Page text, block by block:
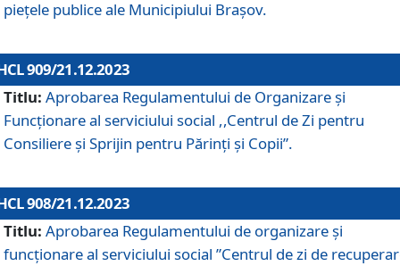
piețele publice ale Municipiului Braşov.
909/21.12.2023
Titlu: Aprobarea Regulamentului de Organizare și
Funcționare al serviciului social ,,Centrul de Zi pentru
Consiliere şi Sprijin pentru Părinţi şi Copii”.
908/21.12.2023
Titlu: Aprobarea Regulamentului de organizare şi
funcţionare al serviciului social ”Centrul de zi de